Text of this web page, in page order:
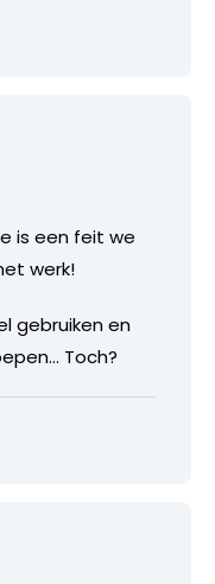
is een feit we
werk!
gebruiken en
Toch?